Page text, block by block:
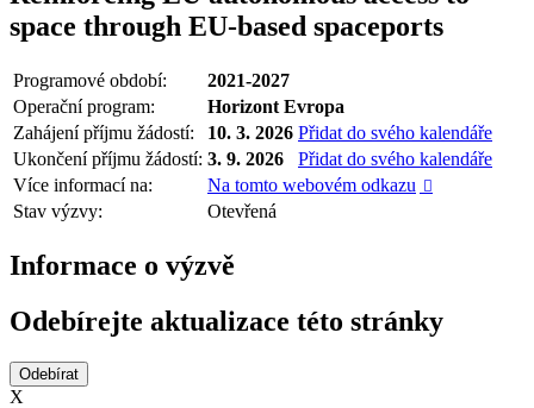
space through EU-based spaceports
Programové období:
2021-2027
Operační program:
Horizont Evropa
Zahájení příjmu žádostí:
10. 3. 2026 Přidat do svého kalendáře
Ukončení příjmu žádostí: 3. 9. 2026
Přidat do svého kalendáře
Více informací na:
Na tomto webovém odkazu 
Stav výzvy: Otevřená
Informace o výzvě
Odebírejte aktualizace této stránky
X